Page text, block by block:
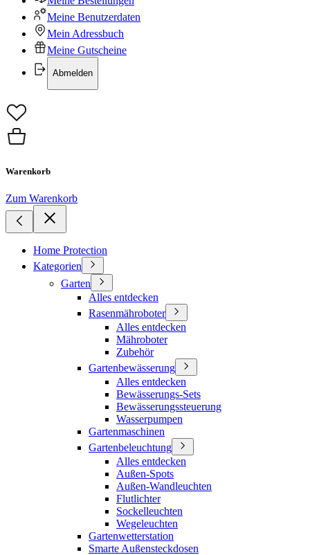
Meine Benutzerdaten
Mein Adressbuch
Meine Gutscheine
Abmelden
Warenkorb
Zum Warenkorb
Home Protection
Kategorien
Garten
Alles entdecken
Rasenmähroboter
Alles entdecken
Mähroboter
Zubehör
Gartenbewässerung
Alles entdecken
Bewässerungs-Sets
Bewässerungssteuerung
Wasserpumpen
Gartenmaschinen
Gartenbeleuchtung
Alles entdecken
Außen-Spots
Außen-Wandleuchten
Flutlichter
Sockelleuchten
Wegeleuchten
Gartenwetterstation
Smarte Außensteckdosen